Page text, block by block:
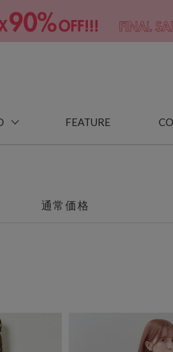
FEATURE
通常価格